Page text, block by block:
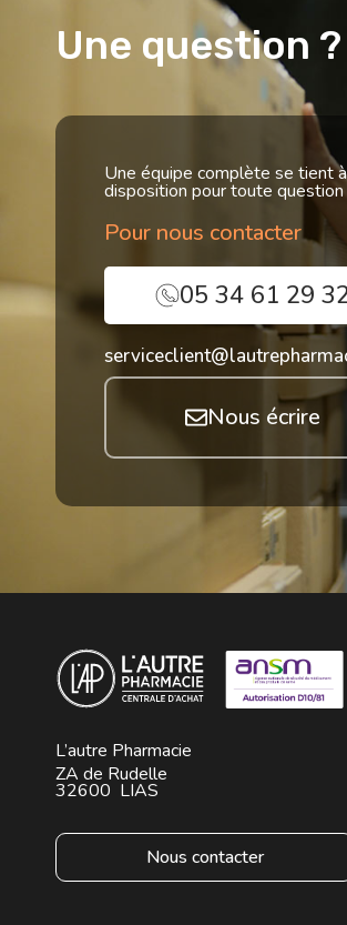
Une question ?
Une équipe complète se tient
disposition pour toute question
Pour nous contacter
05 34 61 29
Nous écrire
Mme
L’autre Pharmacie
ZA de Rudelle
32600 LIAS
Nous contacter